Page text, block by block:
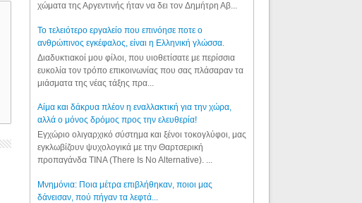
χώματα της Αργεντινής ήταν να δει τον Δημήτρη Αβ...
Το τελειότερο εργαλείο που επινόησε ποτε ο
ανθρώπινος εγκέφαλος, είναι η Ελληνική γλώσσα.
Διαδυκτιακοί μου φίλοι, που υιοθετίσατε με περίσσια
ευκολία τον τρόπο επικοινωνίας που σας πλάσαραν τα
μιάσματα της νέας τάξης πρα...
Αίμα και δάκρυα πλέον η εναλλακτική για την χώρα,
αλλά ο μόνος δρόμος προς την ελευθερία!
Εγχώριο ολιγαρχικό σύστημα και ξένοι τοκογλύφοι, μας
εγκλωβίζουν ψυχολογικά με την Θαρτσερική
προπαγάνδα TINA (There Is No Alternative). ...
Μνημόνια: Ποια μέτρα επιβλήθηκαν, ποιοι μας
δάνεισαν, πού πήγαν τα λεφτά...